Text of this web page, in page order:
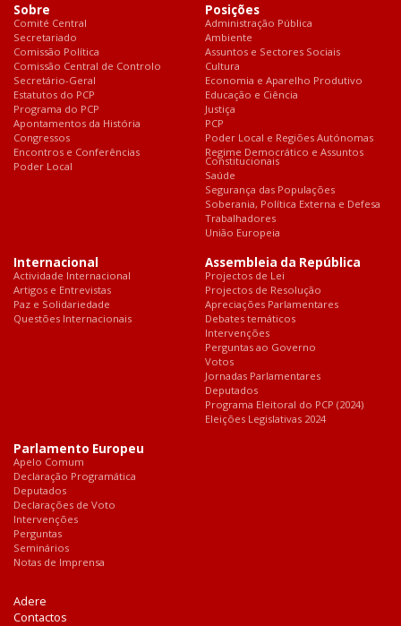
Sobre
Comité Central
Secretariado
Comissão Política
Comissão Central de Controlo
Secretário-Geral
Estatutos do PCP
Programa do PCP
Apontamentos da História
Congressos
Encontros e Conferências
Poder Local
Posições
Administração Pública
Ambiente
Assuntos e Sectores Sociais
Cultura
Economia e Aparelho Produtivo
Educação e Ciência
Justiça
PCP
Poder Local e Regiões Autónomas
Regime Democrático e Assuntos
Constitucionais
Saúde
Segurança das Populações
Soberania, Política Externa e Defesa
Trabalhadores
União Europeia
Internacional
Actividade Internacional
Artigos e Entrevistas
Paz e Solidariedade
Questões Internacionais
Assembleia da República
Projectos de Lei
Projectos de Resolução
Apreciações Parlamentares
Debates temáticos
Intervenções
Perguntas ao Governo
Votos
Jornadas Parlamentares
Deputados
Programa Eleitoral do PCP (2024)
Eleições Legislativas 2024
Parlamento Europeu
Apelo Comum
Declaração Programática
Deputados
Declarações de Voto
Intervenções
Perguntas
Seminários
Notas de Imprensa
Adere
Contactos